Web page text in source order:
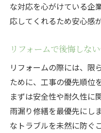
高負荷リフォ
リフォーム優先
工事範囲と費
暮らしを変えるリ
リフォームで
高負荷リフォ
暮らしやすさを
な対応を心がけている企
応してくれるため安心感
リフォームで後悔しな
リフォームの際には、限
ために、工事の優先順位
まずは安全性や耐久性に
雨漏り修繕を最優先にし
なトラブルを未然に防ぐ